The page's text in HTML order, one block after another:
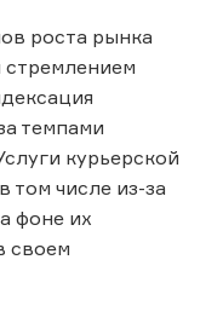
роста рынка
стремлением
темпами
курьерской
том числе из-за
фоне их
своем